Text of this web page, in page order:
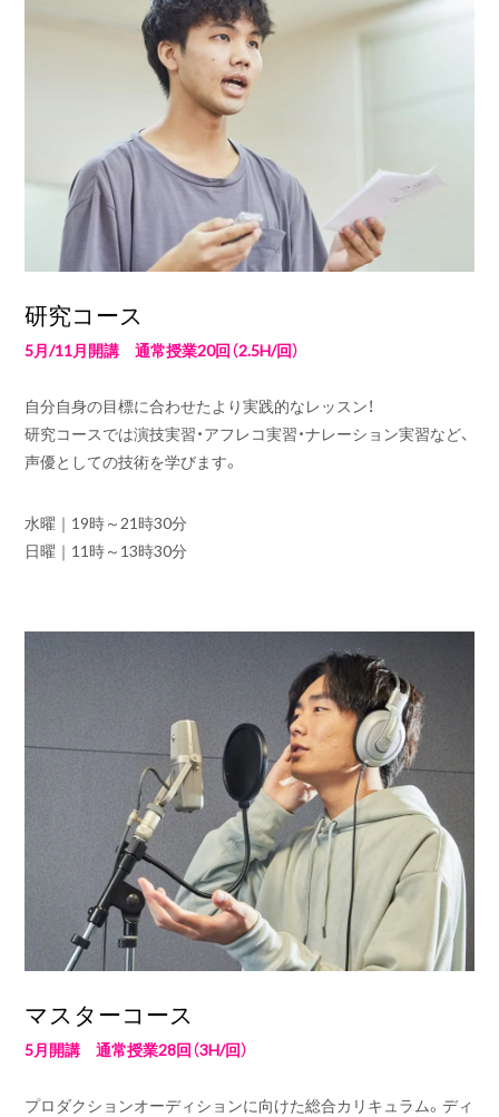
研究コース
5月/11月開講 通常授業20回（2.5H/回）
自分自身の目標に合わせたより実践的なレッスン！
研究コースでは演技実習・アフレコ実習・ナレーション実習など、
声優としての技術を学びます。
水曜｜ 19時～21時30分
日曜｜ 11時～13時30分
マスターコース
5月開講 通常授業28回（3H/回）
プロダクションオーディションに向けた総合カリキュラム。ディ